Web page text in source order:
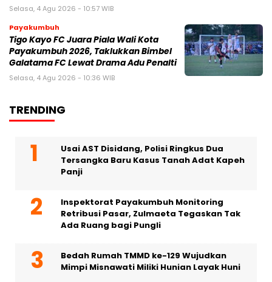
Selasa, 4 Agu 2026 - 10:57 WIB
Payakumbuh
Tigo Kayo FC Juara Piala Wali Kota
Payakumbuh 2026, Taklukkan Bimbel
Galatama FC Lewat Drama Adu Penalti
Selasa, 4 Agu 2026 - 10:36 WIB
TRENDING
Usai AST Disidang, Polisi Ringkus Dua
Tersangka Baru Kasus Tanah Adat Kapeh
Panji
Inspektorat Payakumbuh Monitoring
Retribusi Pasar, Zulmaeta Tegaskan Tak
Ada Ruang bagi Pungli
Bedah Rumah TMMD ke-129 Wujudkan
Mimpi Misnawati Miliki Hunian Layak Huni